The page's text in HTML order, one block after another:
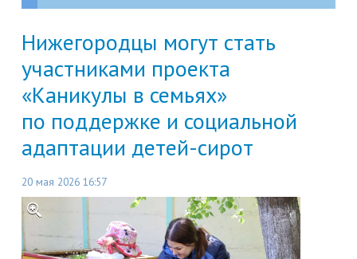
Нижегородцы могут стать
участниками проекта
«Каникулы в семьях»
по поддержке и социальной
адаптации детей-сирот
20 мая 2026 16:57